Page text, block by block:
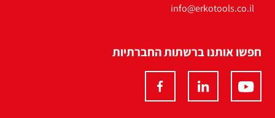
info@erkotools.co.il
חפשו אותנו ברשתות החברתיות